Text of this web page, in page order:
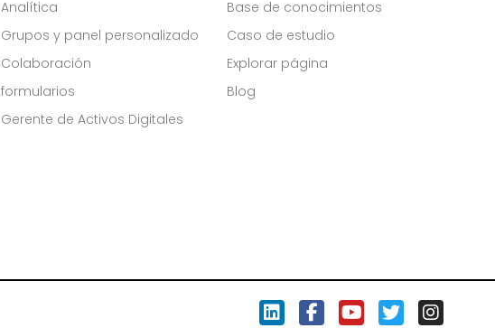
Analítica
Grupos y panel personalizado
Colaboración
formularios
Gerente de Activos Digitales
Base de conocimientos
Caso de estudio
Explorar página
Blog